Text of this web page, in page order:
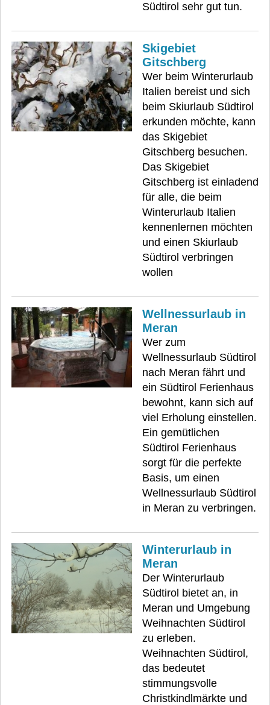
Südtirol sehr gut tun.
Skigebiet
Gitschberg
Wer beim Winterurlaub
Italien bereist und sich
beim Skiurlaub Südtirol
erkunden möchte, kann
das Skigebiet
Gitschberg besuchen.
Das Skigebiet
Gitschberg ist einladend
für alle, die beim
Winterurlaub Italien
kennenlernen möchten
und einen Skiurlaub
Südtirol verbringen
wollen
Wellnessurlaub in
Meran
Wer zum
Wellnessurlaub Südtirol
nach Meran fährt und
ein Südtirol Ferienhaus
bewohnt, kann sich auf
viel Erholung einstellen.
Ein gemütlichen
Südtirol Ferienhaus
sorgt für die perfekte
Basis, um einen
Wellnessurlaub Südtirol
in Meran zu verbringen.
Winterurlaub in
Meran
Der Winterurlaub
Südtirol bietet an, in
Meran und Umgebung
Weihnachten Südtirol
zu erleben.
Weihnachten Südtirol,
das bedeutet
stimmungsvolle
Christkindlmärkte und